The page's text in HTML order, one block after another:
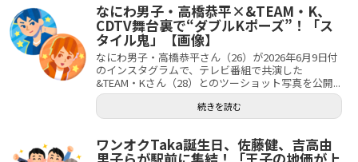
なにわ男子・高橋恭平×&TEAM・K、
CDTV舞台裏で“ダブルKポーズ”！「ス
タイル鬼」【画像】
なにわ男子・高橋恭平さん（26）が2026年6月9日付
のインスタグラムで、テレビ番組で共演した
&TEAM・Kさん（28）とのツーショット写真を公開...
続きを読む
ワンオクTaka誕生日、佐藤健、吉高由